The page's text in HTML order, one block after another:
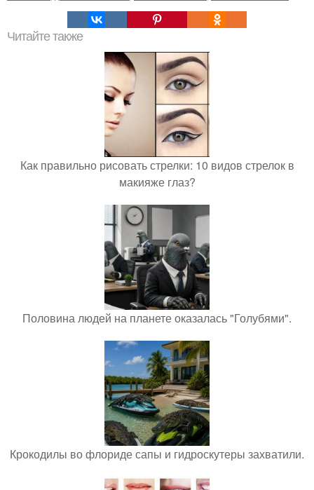
Читайте также
Как правильно рисовать стрелки: 10 видов стрелок в
макияже глаз?
Половина людей на планете оказалась "Голубями".
Крокодилы во флориде сапы и гидроскутеры захватили.